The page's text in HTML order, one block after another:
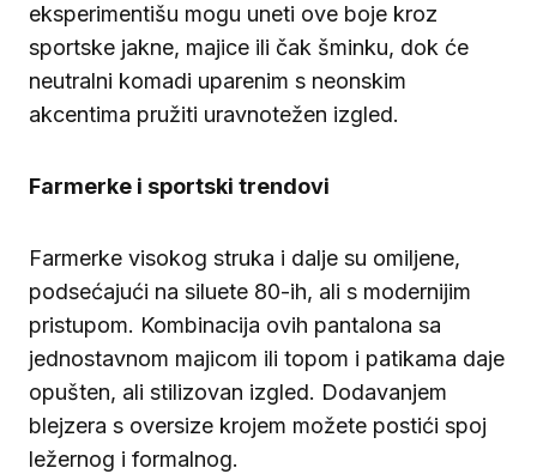
eksperimentišu mogu uneti ove boje kroz
sportske jakne, majice ili čak šminku, dok će
neutralni komadi uparenim s neonskim
akcentima pružiti uravnotežen izgled.
Farmerke i sportski trendovi
Farmerke visokog struka i dalje su omiljene,
podsećajući na siluete 80-ih, ali s modernijim
pristupom. Kombinacija ovih pantalona sa
jednostavnom majicom ili topom i patikama daje
opušten, ali stilizovan izgled. Dodavanjem
blejzera s oversize krojem možete postići spoj
ležernog i formalnog.